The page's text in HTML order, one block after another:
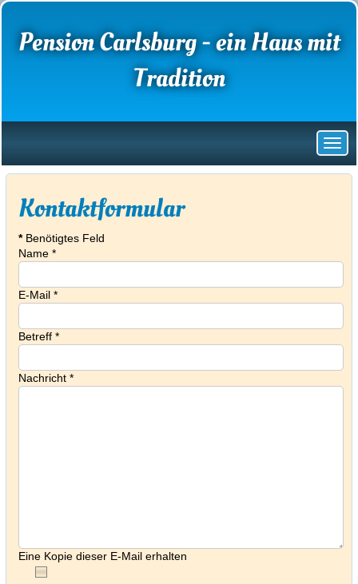
Pension Carlsburg - ein Haus mit
Tradition
Kontaktformular
*Benötigtes Feld
Name *
E-Mail *
Betreff *
Nachricht *
Eine Kopie dieser E-Mail erhalten